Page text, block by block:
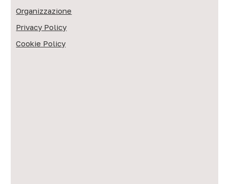
Organizzazione
Privacy Policy
Cookie Policy